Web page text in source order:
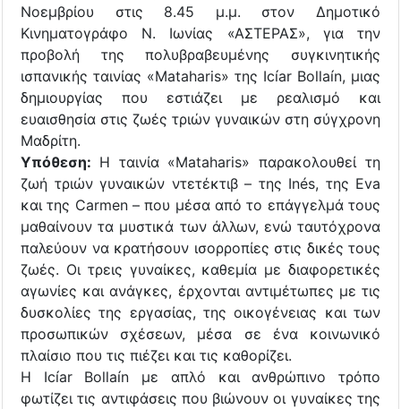
Νοεμβρίου στις 8.45 μ.μ. στον Δημοτικό
Κινηματογράφο Ν. Ιωνίας «ΑΣΤΕΡΑΣ», για την
προβολή της πολυβραβευμένης συγκινητικής
ισπανικής ταινίας «Mataharis» της Icíar Bollaín, μιας
δημιουργίας που εστιάζει με ρεαλισμό και
ευαισθησία στις ζωές τριών γυναικών στη σύγχρονη
Μαδρίτη.
Υπόθεση: Η ταινία «Mataharis» παρακολουθεί τη
ζωή τριών γυναικών ντετέκτιβ – της Inés, της Eva
και της Carmen – που μέσα από το επάγγελμά τους
μαθαίνουν τα μυστικά των άλλων, ενώ ταυτόχρονα
παλεύουν να κρατήσουν ισορροπίες στις δικές τους
ζωές. Οι τρεις γυναίκες, καθεμία με διαφορετικές
αγωνίες και ανάγκες, έρχονται αντιμέτωπες με τις
δυσκολίες της εργασίας, της οικογένειας και των
προσωπικών σχέσεων, μέσα σε ένα κοινωνικό
πλαίσιο που τις πιέζει και τις καθορίζει.
Η Icíar Bollaín με απλό και ανθρώπινο τρόπο
φωτίζει τις αντιφάσεις που βιώνουν οι γυναίκες της